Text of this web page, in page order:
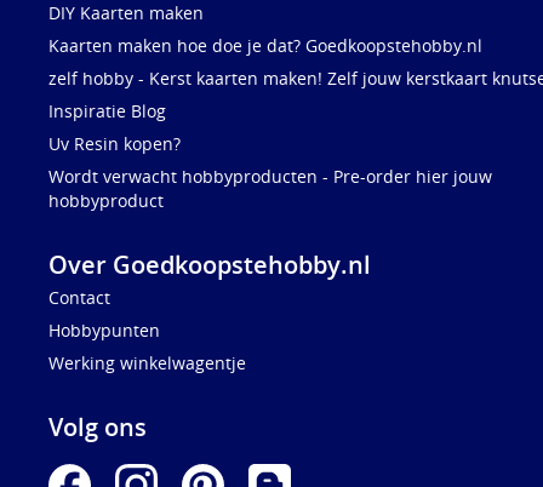
DIY Kaarten maken
Kaarten maken hoe doe je dat? Goedkoopstehobby.nl
zelf hobby - Kerst kaarten maken! Zelf jouw kerstkaart
Inspiratie Blog
Uv Resin kopen?
Wordt verwacht hobbyproducten - Pre-order hier jouw
hobbyproduct
Over Goedkoopstehobby.nl
Contact
Hobbypunten
Werking winkelwagentje
Volg ons